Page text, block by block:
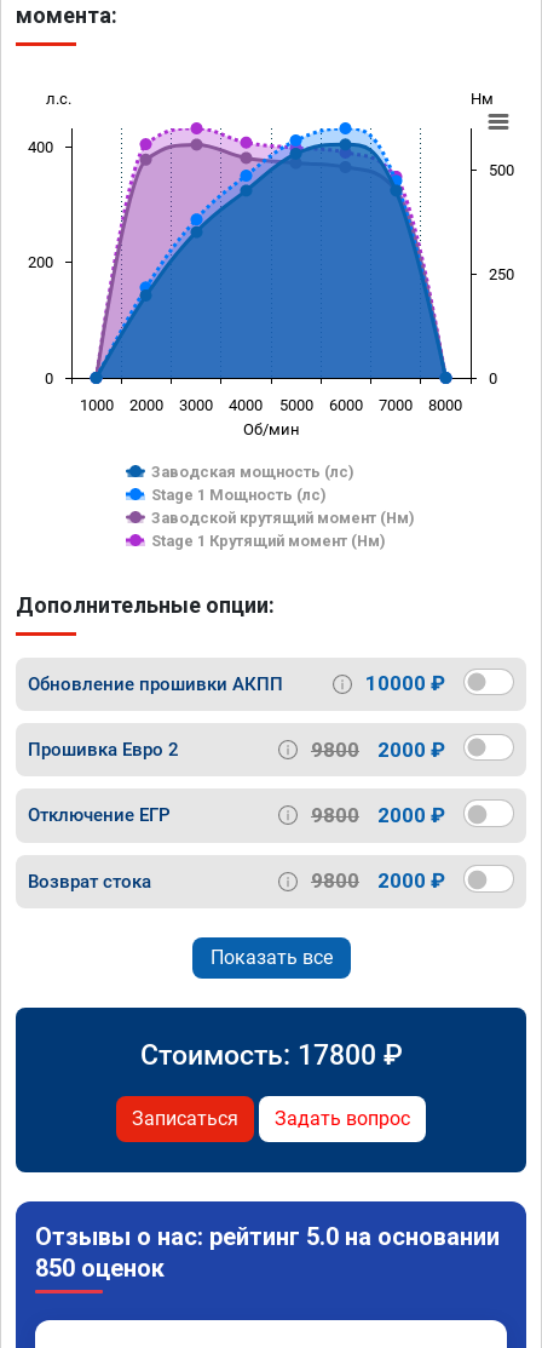
момента:
Об/мин
л.с. Нм
Заводская мощность (лс)
Stage 1 Мощность (лс)
Заводской крутящий момент (Нм)
Stage 1 Крутящий момент (Нм)
1000 2000 3000 4000 5000 6000 7000 8000
0
200
400
0
250
500
Дополнительные опции:
Обновление прошивки АКПП 10000 ₽
Прошивка Евро 2 9800 2000 ₽
Отключение ЕГР 9800 2000 ₽
Возврат стока 9800 2000 ₽
Показать все
Стоимость: 17800 ₽
Записаться Задать вопрос
Отзывы о нас: рейтинг 5.0 на основании
850 оценок